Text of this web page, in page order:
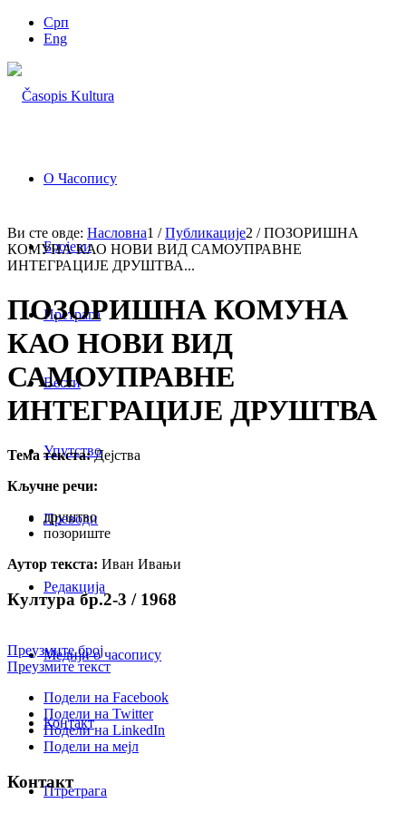
Срп
Eng
О Часопису
Бројеви
Претрага
Вести
Упутство
Преводи
Редакција
Медији о часопису
Контакт
Птретрага
Ви сте овде: Насловна1 / Публикације2 / ПОЗОРИШНА
КОМУНА КАО НОВИ ВИД САМОУПРАВНЕ
ИНТЕГРАЦИЈЕ ДРУШТВА...
ПОЗОРИШНА КОМУНА
КАО НОВИ ВИД
САМОУПРАВНЕ
ИНТЕГРАЦИЈЕ ДРУШТВА
Тема текста:Дејства
Кључне речи:
друштво
позориште
Аутор текста: Иван Ивањи
Култура бр.2-3 / 1968
Преузмите број
Преузмите текст
Подели на Facebook
Подели на Twitter
Подели на LinkedIn
Подели на мејл
Контакт